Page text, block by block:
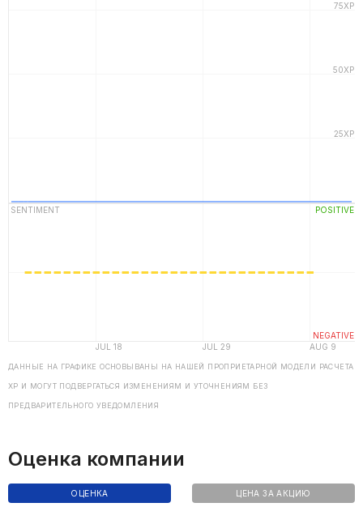
ДАННЫЕ НА ГРАФИКЕ ОСНОВЫВАНЫ НА НАШЕЙ ПРОПРИЕТАРНОЙ МОДЕЛИ РАСЧЕТА
ХP И МОГУТ ПОДВЕРГАТЬСЯ ИЗМЕНЕНИЯМ И УТОЧНЕНИЯМ БЕЗ
ПРЕДВАРИТЕЛЬНОГО УВЕДОМЛЕНИЯ
Оценка компании
ОЦЕНКА ЦЕНА ЗА АКЦИЮ